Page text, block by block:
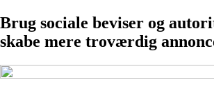
Brug sociale beviser og
skabe mere troværdig